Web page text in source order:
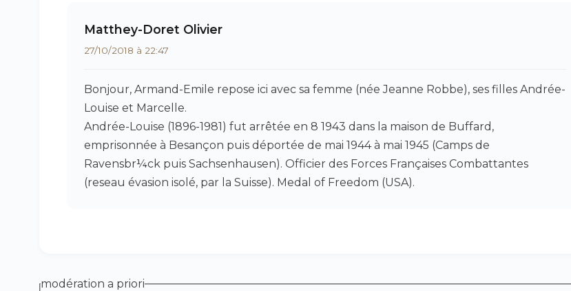
Matthey-Doret Olivier
27/10/2018 à 22:47
Bonjour, Armand-Emile repose ici avec sa femme (née Jeanne Robbe), ses filles Andrée-
Louise et Marcelle.
Andrée-Louise (1896-1981) fut arrêtée en 8 1943 dans la maison de Buffard,
emprisonnée à Besançon puis déportée de mai 1944 à mai 1945 (Camps de
Ravensbr¼ck puis Sachsenhausen). Officier des Forces Françaises Combattantes
(reseau évasion isolé, par la Suisse). Medal of Freedom (USA).
modération a priori